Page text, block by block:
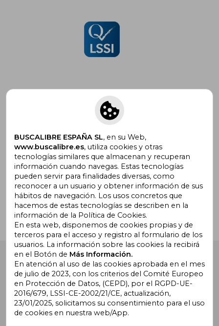
Suscríbete para recibir ofertas y
promociones
¿Necesitas ayuda?
Ir a Centro de Soporte
Buscalibre España. Calle Energía, 65, Nave 3 (08940),
Cornellà de Llobregat, Barcelona. Derechos Reservados.
Buscalibre Argentina| Buscalibre Chile
BUSCALIBRE ESPAÑA SL, en su Web,
www.buscalibre.es, utiliza cookies y otras
tecnologías similares que almacenan y recuperan
información cuando navegas. Estas tecnologías
pueden servir para finalidades diversas, como
reconocer a un usuario y obtener información de sus
hábitos de navegación. Los usos concretos que
hacemos de estas tecnologías se describen en la
información de la Política de Cookies.
En esta web, disponemos de cookies propias y de
terceros para el acceso y registro al formulario de los
usuarios. La información sobre las cookies la recibirá
en el Botón de Más Información.
En atención al uso de las cookies aprobada en el mes
de julio de 2023, con los criterios del Comité Europeo
en Protección de Datos, (CEPD), por el RGPD-UE-
2016/679, LSSI-CE-2002/21/CE, actualización,
23/01/2025, solicitamos su consentimiento para el uso
de cookies en nuestra web/App.